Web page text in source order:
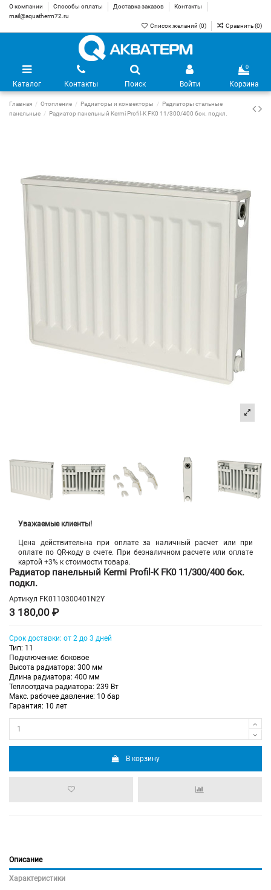
О компании Способы оплаты Доставка заказов
Контакты
mail@aquatherm72.ru
Список желаний (0) Сравнить (0)
Каталог Контакты Поиск Войти
0
Корзина
Главная Отопление Радиаторы и конвекторы
Радиаторы стальные
панельные
Радиатор панельный Kermi Profil-K FK0 11/300/400 бок. подкл.
Уважаемые клиенты!
Цена действительна при оплате за наличный расчет или при
оплате по QR-коду в счете. При безналичном расчете или оплате
картой +3% к стоимости товара.
Радиатор панельный Kermi Profil-K FK0 11/300/400 бок.
подкл.
Артикул FK0110300401N2Y
3 180,00 ₽
Срок доставки: от 2 до 3 дней
Тип: 11
Подключение: боковое
Высота радиатора: 300 мм
Длина радиатора: 400 мм
Теплоотдача радиатора: 239 Вт
Макс. рабочее давление: 10 бар
Гарантия: 10 лет
В корзину
Описание
Характеристики